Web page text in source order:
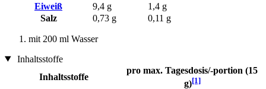
Eiweiß
9,4 g
1,4 g
Salz
0,73 g 0,11 g
mit 200 ml Wasser
Inhaltsstoffe
Inhaltsstoffe
pro max. Tagesdosis/-portion (15
g)[1]